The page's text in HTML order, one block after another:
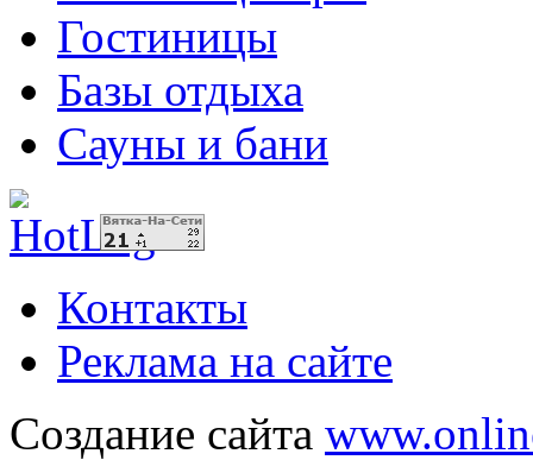
Гостиницы
Базы отдыха
Сауны и бани
Контакты
Реклама на сайте
Создание сайта